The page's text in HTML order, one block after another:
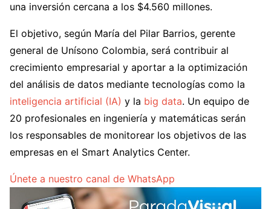
una inversión cercana a los $4.560 millones.
El objetivo, según María del Pilar Barrios, gerente
general de Unísono Colombia, será contribuir al
crecimiento empresarial y aportar a la optimización
del análisis de datos mediante tecnologías como la
inteligencia artificial (IA) y la big data. Un equipo de
20 profesionales en ingeniería y matemáticas serán
los responsables de monitorear los objetivos de las
empresas en el Smart Analytics Center.
Únete a nuestro canal de WhatsApp